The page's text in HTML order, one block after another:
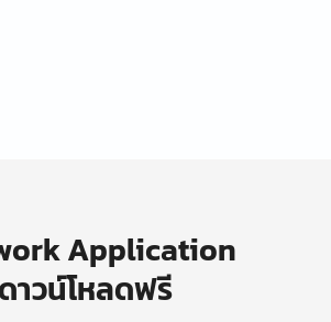
Application
าวน์โหลดฟรี